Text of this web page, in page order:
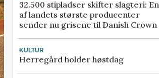
32.500 stipladser skifter slagteri: En
af landets største producenter
sender nu grisene til Danish Crown
KULTUR
Herregård holder høstdag